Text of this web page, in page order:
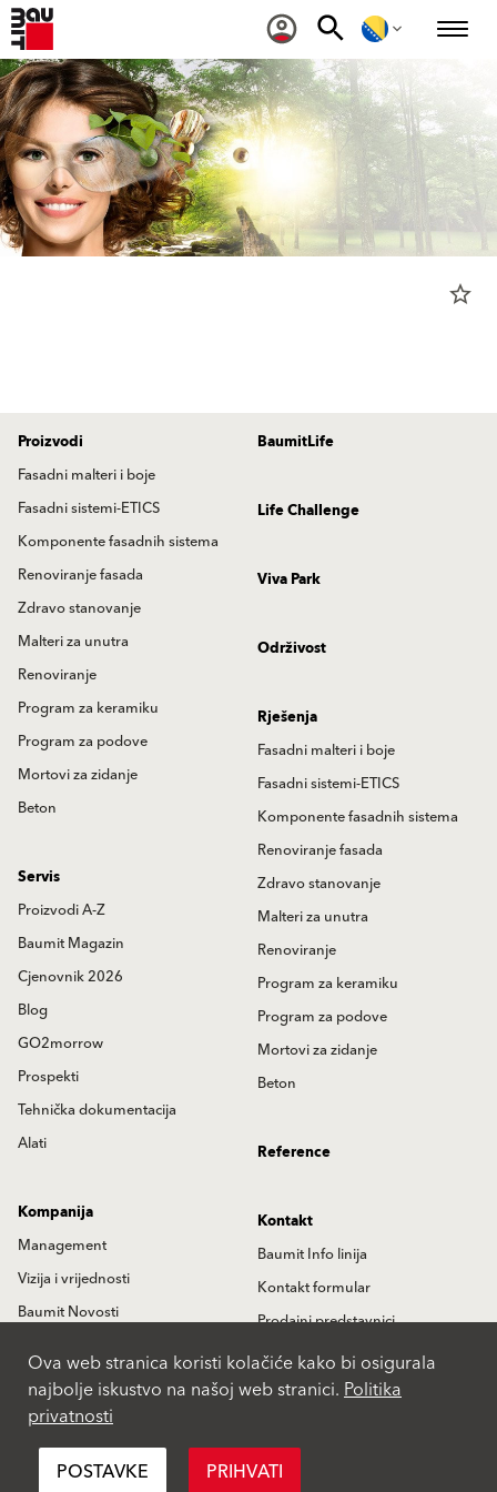
star_border
Proizvodi
Fasadni malteri i boje
Fasadni sistemi-ETICS
Komponente fasadnih sistema
Renoviranje fasada
Zdravo stanovanje
Malteri za unutra
Renoviranje
Program za keramiku
Program za podove
Mortovi za zidanje
Beton
BaumitLife
Life Challenge
Viva Park
Održivost
Rješenja
Fasadni malteri i boje
Fasadni sistemi-ETICS
Komponente fasadnih sistema
Renoviranje fasada
Zdravo stanovanje
Malteri za unutra
Renoviranje
Program za keramiku
Program za podove
Mortovi za zidanje
Beton
Servis
Proizvodi A-Z
Baumit Magazin
Cjenovnik 2026
Blog
GO2morrow
Prospekti
Tehnička dokumentacija
Alati
Reference
Kompanija
Management
Vizija i vrijednosti
Baumit Novosti
Kontakt
Baumit Info linija
Kontakt formular
Prodajni predstavnici
Partneri
Lokacije
Ova web stranica koristi kolačiće kako bi osigurala
najbolje iskustvo na našoj web stranici.Politika
privatnosti
POSTAVKE
PRIHVATI